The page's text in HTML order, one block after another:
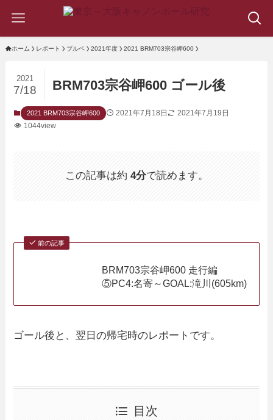
ホーム レポート ブルベ 2021年度 2021 BRM703宗谷岬600
BRM703宗谷岬600 ゴール後
2021
7/18
2021 BRM703宗谷岬600 2021年7月18日
2021年7月19日
1044view
この記事は約 4分で読めます。
前の記事
BRM703宗谷岬600 走行編
⑤PC4:名寄～GOAL:滝川(605km)
ゴール後と、翌日の帰宅時のレポートです。
目次